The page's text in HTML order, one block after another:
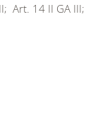
Art. 14 II GA III;